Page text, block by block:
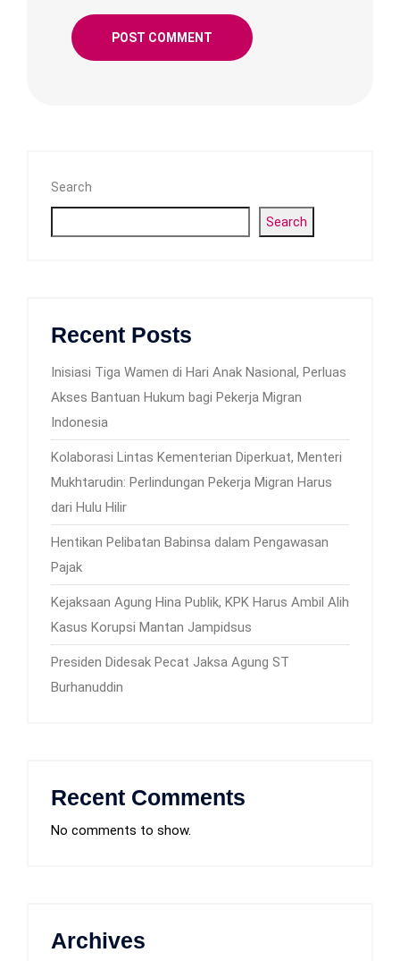
Search
Search
Recent Posts
Inisiasi Tiga Wamen di Hari Anak Nasional, Perluas
Akses Bantuan Hukum bagi Pekerja Migran
Indonesia
Kolaborasi Lintas Kementerian Diperkuat, Menteri
Mukhtarudin: Perlindungan Pekerja Migran Harus
dari Hulu Hilir
Hentikan Pelibatan Babinsa dalam Pengawasan
Pajak
Kejaksaan Agung Hina Publik, KPK Harus Ambil Alih
Kasus Korupsi Mantan Jampidsus
Presiden Didesak Pecat Jaksa Agung ST
Burhanuddin
Recent Comments
No comments to show.
Archives